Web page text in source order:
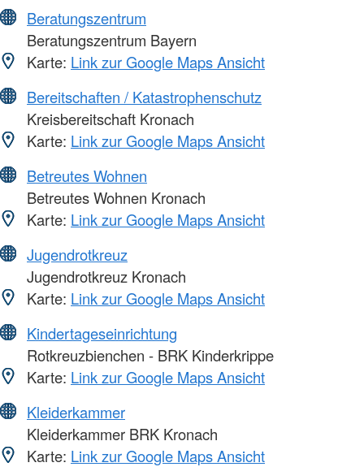
Beratungszentrum
Beratungszentrum Bayern
Karte: Link zur Google Maps Ansicht
Bereitschaften / Katastrophenschutz
Kreisbereitschaft Kronach
Karte: Link zur Google Maps Ansicht
Betreutes Wohnen
Betreutes Wohnen Kronach
Karte: Link zur Google Maps Ansicht
Jugendrotkreuz
Jugendrotkreuz Kronach
Karte: Link zur Google Maps Ansicht
Kindertageseinrichtung
Rotkreuzbienchen - BRK Kinderkrippe
Karte: Link zur Google Maps Ansicht
Kleiderkammer
Kleiderkammer BRK Kronach
Karte: Link zur Google Maps Ansicht